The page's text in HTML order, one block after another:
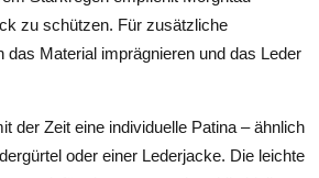
zu schützen. Für zusätzliche
das Material imprägnieren und das Leder
der Zeit eine individuelle Patina – ähnlich
oder einer Lederjacke. Die leichte